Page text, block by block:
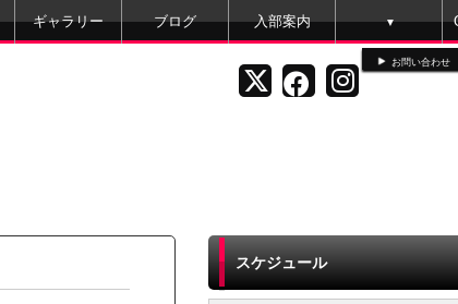
ギャラリー ブログ 入部案内 ▼
お問い合わせ
スケジュール